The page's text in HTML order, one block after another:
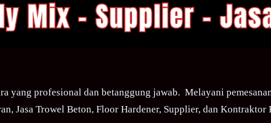
yang profesional dan betanggung jawab. Melayani
Jasa Trowel Beton, Floor Hardener, Supplier, dan Kontraktor